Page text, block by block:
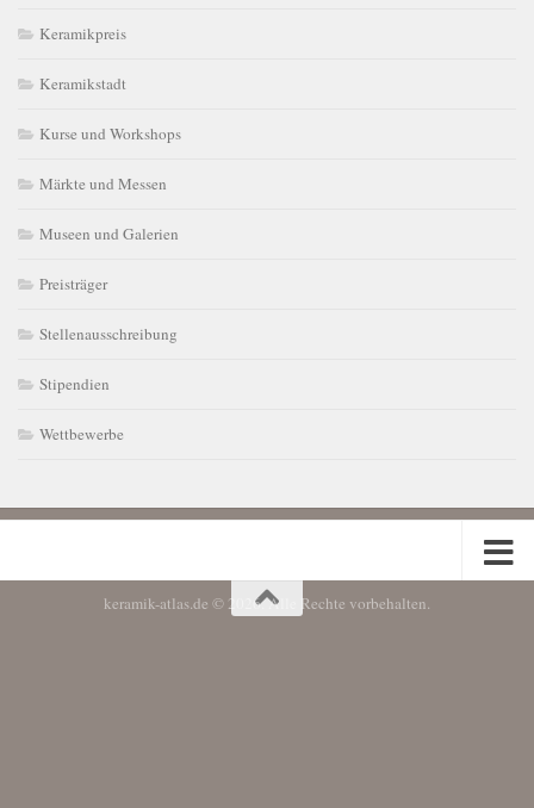
Keramikpreis
Keramikstadt
Kurse und Workshops
Märkte und Messen
Museen und Galerien
Preisträger
Stellenausschreibung
Stipendien
Wettbewerbe
keramik-atlas.de © 2026. Alle Rechte vorbehalten.